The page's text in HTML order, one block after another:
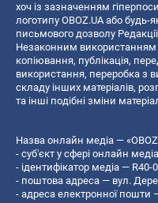
хоч із зазначенням
логотипу OBOZ.UA або будь-
письмового дозволу
Незаконним використанням
копiювання, публiкацiя,
використання, переробка з
складу інших матеріалів,
та інші подібні зміни
Назва онлайн медіа —
- суб'єкт у сфері онлайн
- ідентифікатор медіа — R40-
- поштова адреса — вул.
- адреса електронної пошти